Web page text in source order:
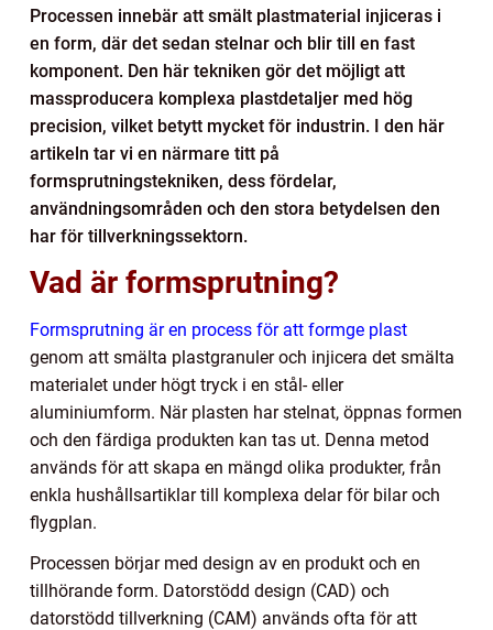
Processen innebär att smält plastmaterial injiceras i
en form, där det sedan stelnar och blir till en fast
komponent. Den här tekniken gör det möjligt att
massproducera komplexa plastdetaljer med hög
precision, vilket betytt mycket för industrin. I den här
artikeln tar vi en närmare titt på
formsprutningstekniken, dess fördelar,
användningsområden och den stora betydelsen den
har för tillverkningssektorn.
Vad är formsprutning?
Formsprutning är en process för att formge plast
genom att smälta plastgranuler och injicera det smälta
materialet under högt tryck i en stål- eller
aluminiumform. När plasten har stelnat, öppnas formen
och den färdiga produkten kan tas ut. Denna metod
används för att skapa en mängd olika produkter, från
enkla hushållsartiklar till komplexa delar för bilar och
flygplan.
Processen börjar med design av en produkt och en
tillhörande form. Datorstödd design (CAD) och
datorstödd tillverkning (CAM) används ofta för att